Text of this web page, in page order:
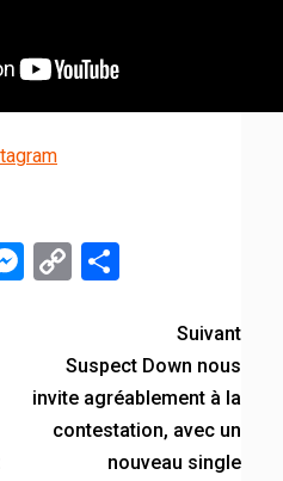
Messenger
Copy
Suivant
Suspect Down nous
invite agréablement à la
contestation, avec un
nouveau single